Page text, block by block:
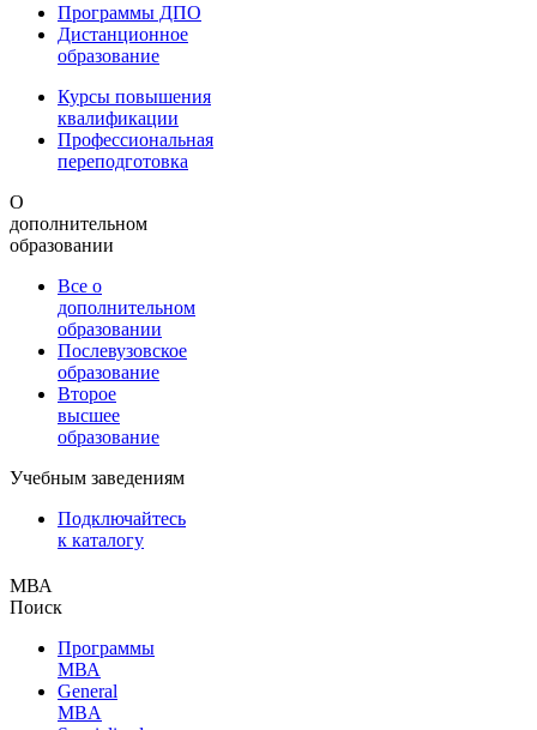
Программы ДПО
Дистанционное
образование
Курсы повышения
квалификации
Профессиональная
переподготовка
О
дополнительном
образовании
Все о
дополнительном
образовании
Послевузовское
образование
Второе
высшее
образование
Учебным заведениям
Подключайтесь
к каталогу
МВА
Поиск
Программы
МВА
General
MBA